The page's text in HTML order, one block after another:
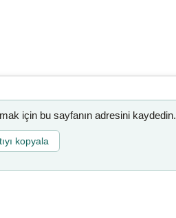
için bu sayfanın adresini kaydedin.
kopyala